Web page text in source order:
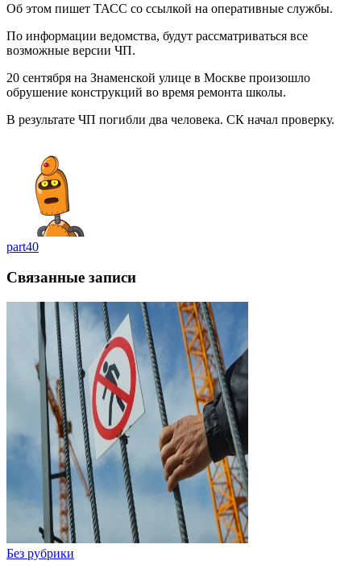
Об этом пишет ТАСС со ссылкой на оперативные службы.
По информации ведомства, будут рассматриваться все
возможные версии ЧП.
20 сентября на Знаменской улице в Москве произошло
обрушение конструкций во время ремонта школы.
В результате ЧП погибли два человека. СК начал проверку.
part40
Связанные записи
Без рубрики